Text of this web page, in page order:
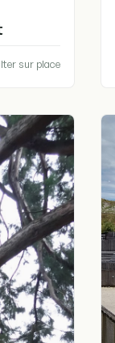
sur place